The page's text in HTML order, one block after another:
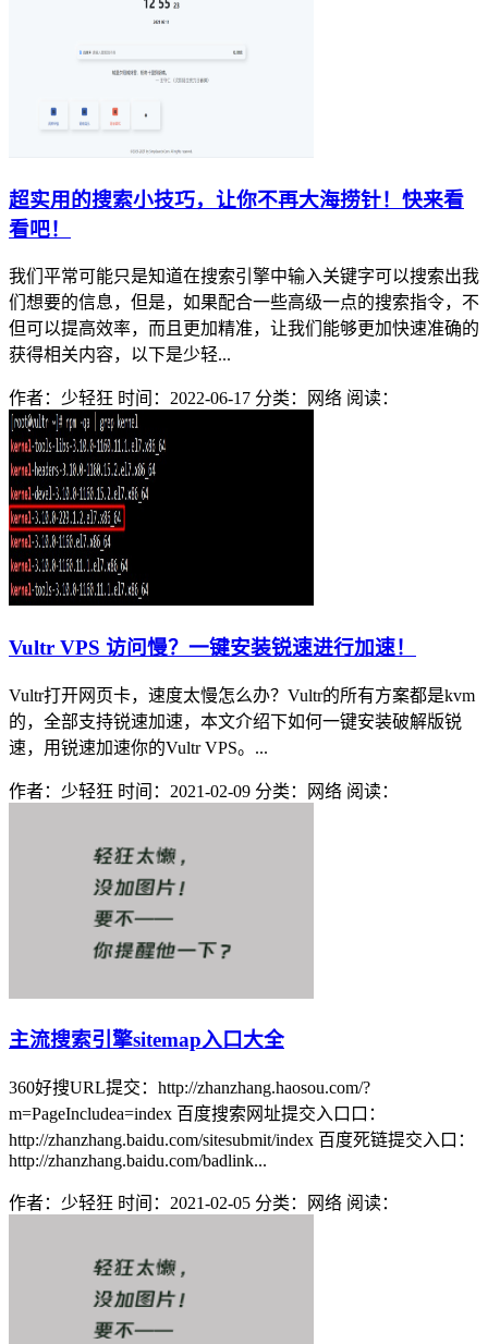
超实用的搜索小技巧，让你不再大海捞针！快来看
看吧！
我们平常可能只是知道在搜索引擎中输入关键字可以搜索出我
们想要的信息，但是，如果配合一些高级一点的搜索指令，不
但可以提高效率，而且更加精准，让我们能够更加快速准确的
获得相关内容，以下是少轻...
作者：少轻狂 时间：2022-06-17 分类：网络 阅读：
Vultr VPS 访问慢？一键安装锐速进行加速！
Vultr打开网页卡，速度太慢怎么办？Vultr的所有方案都是kvm
的，全部支持锐速加速，本文介绍下如何一键安装破解版锐
速，用锐速加速你的Vultr VPS。...
作者：少轻狂 时间：2021-02-09 分类：网络 阅读：
主流搜索引擎sitemap入口大全
360好搜URL提交：http://zhanzhang.haosou.com/?
m=PageIncludea=index 百度搜索网址提交入口口：
http://zhanzhang.baidu.com/sitesubmit/index 百度死链提交入口：
http://zhanzhang.baidu.com/badlink...
作者：少轻狂 时间：2021-02-05 分类：网络 阅读：